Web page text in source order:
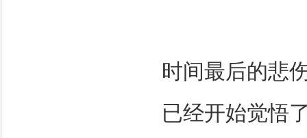
时间最后的悲
已经开始觉悟